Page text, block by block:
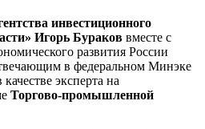
инвестиционного
Игорь Бураков вместе с
развития России
в федеральном Минэке
эксперта на
Торгово-промышленной